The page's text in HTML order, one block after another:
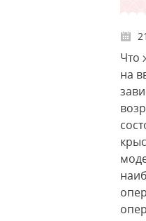
Что
на